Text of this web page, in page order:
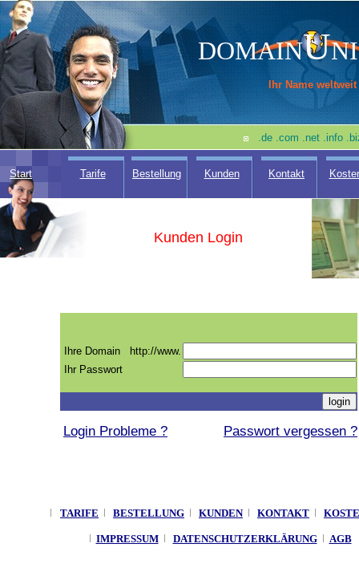
DOMAINU
Ihr Name weltweit
.de .com .net .info
Start Tarife Bestellung Kunden Kontakt
Kunden Login
Ihre Domain
http://www.
Ihr Passwort
Login Probleme ? Passwort vergessen ?
TARIFE BESTELLUNG KUNDEN KONTAKT
IMPRESSUM DATENSCHUTZERKLÄRUNG AGB